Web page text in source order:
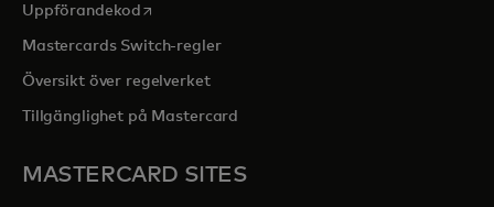
Uppförandekod opens in a new tab
Mastercards Switch-regler
Översikt över regelverket
Tillgänglighet på Mastercard
MASTERCARD SITES